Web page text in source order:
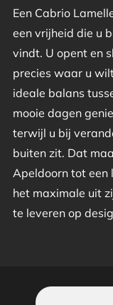
Een Cabrio
een vrijheid die u
vindt. U opent en
precies waar u
ideale balans
mooie dagen
terwijl u bij
buiten zit. Dat
Apeldoorn tot een
het maximale uit
te leveren op